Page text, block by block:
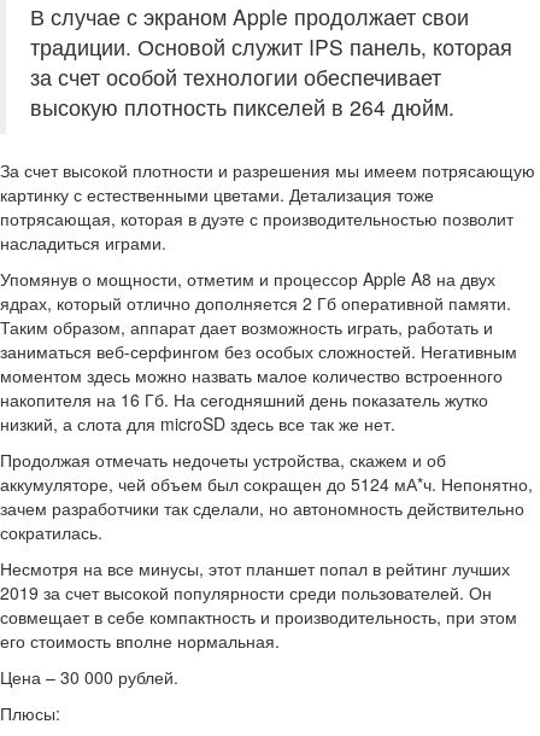
В случае с экраном Apple продолжает свои
традиции. Основой служит IPS панель, которая
за счет особой технологии обеспечивает
высокую плотность пикселей в 264 дюйм.
За счет высокой плотности и разрешения мы имеем потрясающую
картинку с естественными цветами. Детализация тоже
потрясающая, которая в дуэте с производительностью позволит
насладиться играми.
Упомянув о мощности, отметим и процессор Apple A8 на двух
ядрах, который отлично дополняется 2 Гб оперативной памяти.
Таким образом, аппарат дает возможность играть, работать и
заниматься веб-серфингом без особых сложностей. Негативным
моментом здесь можно назвать малое количество встроенного
накопителя на 16 Гб. На сегодняшний день показатель жутко
низкий, а слота для microSD здесь все так же нет.
Продолжая отмечать недочеты устройства, скажем и об
аккумуляторе, чей объем был сокращен до 5124 мА*ч. Непонятно,
зачем разработчики так сделали, но автономность действительно
сократилась.
Несмотря на все минусы, этот планшет попал в рейтинг лучших
2019 за счет высокой популярности среди пользователей. Он
совмещает в себе компактность и производительность, при этом
его стоимость вполне нормальная.
Цена – 30 000 рублей.
Плюсы: